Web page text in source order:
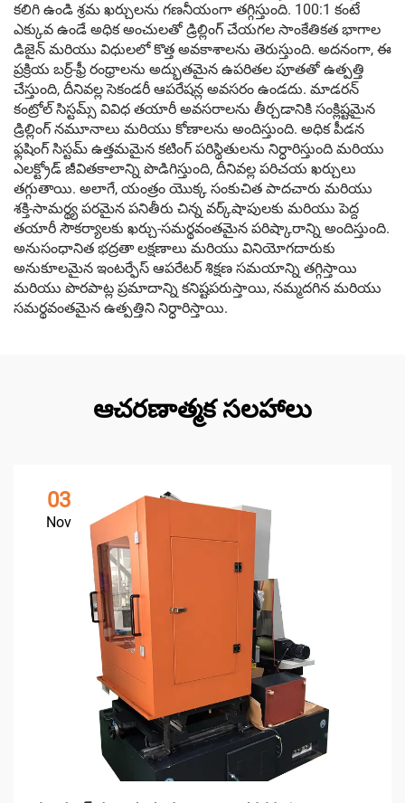
కలిగి ఉండి శ్రమ ఖర్చులను గణనీయంగా తగ్గిస్తుంది. 100:1 కంటే
ఎక్కువ ఉండే అధిక అంచులతో డ్రిల్లింగ్ చేయగల సాంకేతికత భాగాల
డిజైన్ మరియు విధులలో కొత్త అవకాశాలను తెరుస్తుంది. అదనంగా, ఈ
ప్రక్రియ బర్ర్-ఫ్రీ రంధ్రాలను అద్భుతమైన ఉపరితల పూతతో ఉత్పత్తి
చేస్తుంది, దీనివల్ల సెకండరీ ఆపరేషన్ల అవసరం ఉండదు. మాడరన్
కంట్రోల్ సిస్టమ్స్ వివిధ తయారీ అవసరాలను తీర్చడానికి సంక్లిష్టమైన
డ్రిల్లింగ్ నమూనాలు మరియు కోణాలను అందిస్తుంది. అధిక పీడన
ఫ్లషింగ్ సిస్టమ్ ఉత్తమమైన కటింగ్ పరిస్థితులను నిర్ధారిస్తుంది మరియు
ఎలక్ట్రోడ్ జీవితకాలాన్ని పొడిగిస్తుంది, దీనివల్ల పరిచయ ఖర్చులు
తగ్గుతాయి. అలాగే, యంత్రం యొక్క సంకుచిత పాదచారు మరియు
శక్తి-సామర్థ్య పరమైన పనితీరు చిన్న వర్క్‌షాపులకు మరియు పెద్ద
తయారీ సౌకర్యాలకు ఖర్చు-సమర్థవంతమైన పరిష్కారాన్ని అందిస్తుంది.
అనుసంధానిత భద్రతా లక్షణాలు మరియు వినియోగదారుకు
అనుకూలమైన ఇంటర్ఫేస్ ఆపరేటర్ శిక్షణ సమయాన్ని తగ్గిస్తాయి
మరియు పొరపాట్ల ప్రమాదాన్ని కనిష్టపరుస్తాయి, నమ్మదగిన మరియు
సమర్థవంతమైన ఉత్పత్తిని నిర్ధారిస్తాయి.
ఆచరణాత్మక సలహాలు
03
Nov